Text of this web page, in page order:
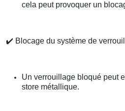
cela peut provoquer un
✔️ Blocage du système de
Un verrouillage bloqué peut
store métallique.